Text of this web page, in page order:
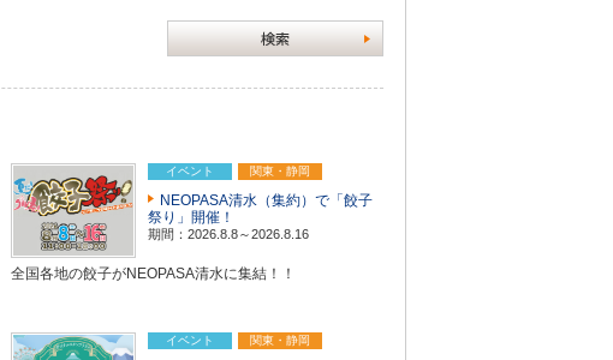
イベント 関東・静岡
NEOPASA清水（集約）で「餃子
祭り」開催！
期間：2026.8.8～2026.8.16
全国各地の餃子がNEOPASA清水に集結！！
イベント 関東・静岡